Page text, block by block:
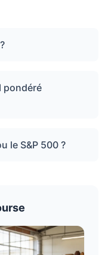
pondéré
le S&P 500 ?